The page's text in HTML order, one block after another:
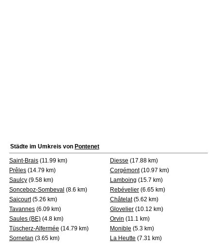
Städte im Umkreis von Pontenet
Saint-Brais (11.99 km) Diesse (17.88 km)
Prêles (14.79 km) Corgémont(10.97 km)
Saulcy (9.58 km) Lamboing (15.7 km)
Sonceboz-Sombeval (8.6 km) Rebévelier (6.65 km)
Saicourt(5.26 km) Châtelat(5.62 km)
Tavannes (6.09 km) Glovelier (10.12 km)
Saules (BE) (4.8 km) Orvin (11.1 km)
Tüscherz-Alfermée (14.79 km) Monible (5.3 km)
Sornetan (3.65 km) La Heutte (7.31 km)